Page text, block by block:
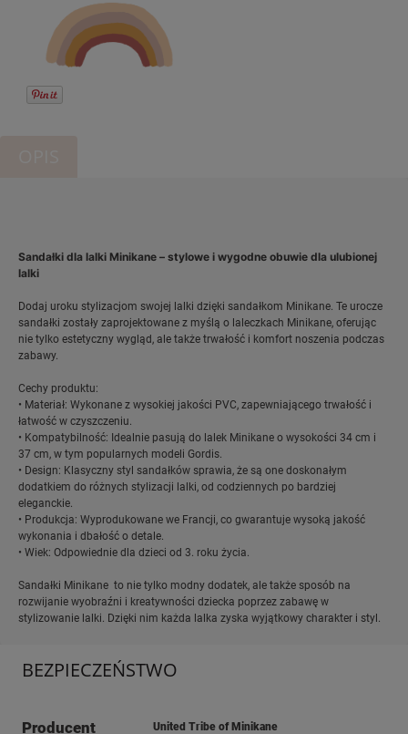
Sandałki dla lalki Minikane – stylowe i wygodne obuwie dla ulubionej
lalki
Dodaj uroku stylizacjom swojej lalki dzięki sandałkom Minikane. Te urocze
sandałki zostały zaprojektowane z myślą o laleczkach Minikane, oferując
nie tylko estetyczny wygląd, ale także trwałość i komfort noszenia podczas
zabawy.
Cechy produktu:
• Materiał: Wykonane z wysokiej jakości PVC, zapewniającego trwałość i
łatwość w czyszczeniu.
• Kompatybilność: Idealnie pasują do lalek Minikane o wysokości 34 cm i
37 cm, w tym popularnych modeli Gordis.
• Design: Klasyczny styl sandałków sprawia, że są one doskonałym
dodatkiem do różnych stylizacji lalki, od codziennych po bardziej
eleganckie.
• Produkcja: Wyprodukowane we Francji, co gwarantuje wysoką jakość
wykonania i dbałość o detale.
• Wiek: Odpowiednie dla dzieci od 3. roku życia.
Sandałki Minikane to nie tylko modny dodatek, ale także sposób na
rozwijanie wyobraźni i kreatywności dziecka poprzez zabawę w
stylizowanie lalki. Dzięki nim każda lalka zyska wyjątkowy charakter i styl.
BEZPIECZEŃSTWO
Producent United Tribe of Minikane